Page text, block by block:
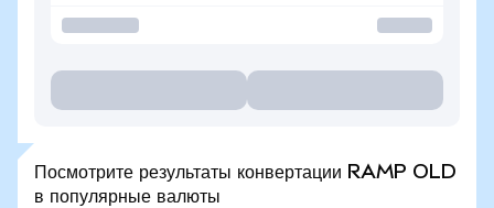
Посмотрите результаты конвертации RAMP OLD
в популярные валюты